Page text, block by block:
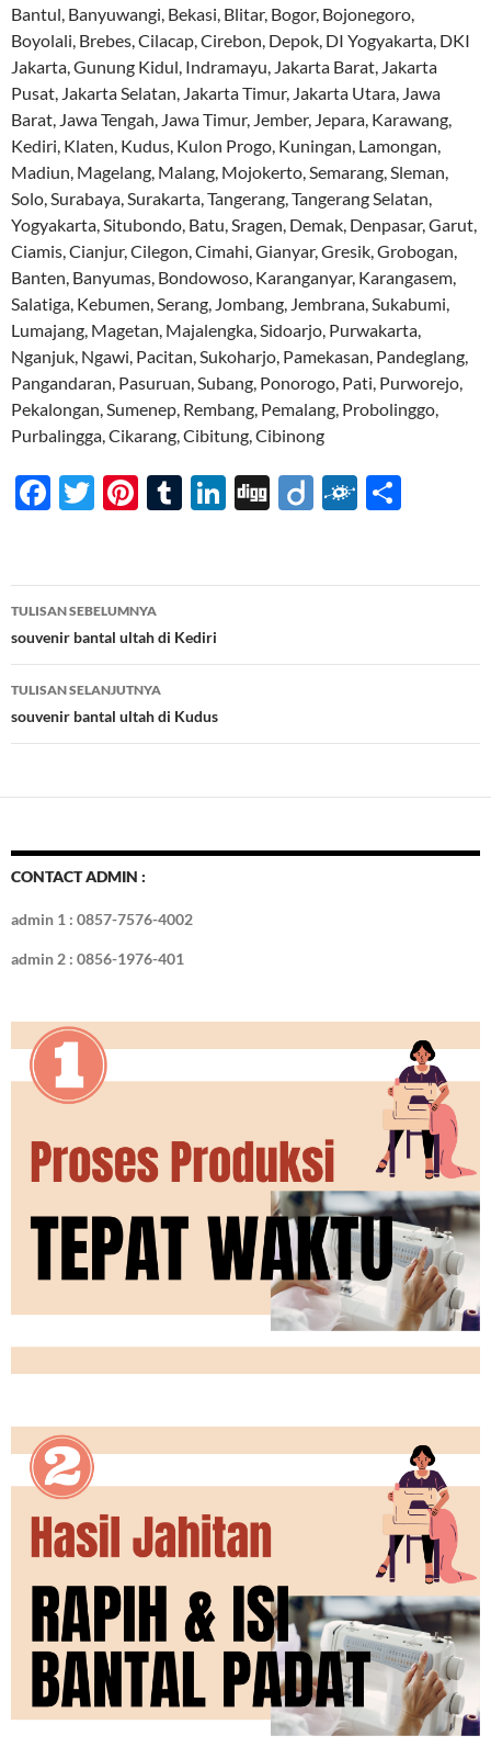
Bantul, Banyuwangi, Bekasi, Blitar, Bogor, Bojonegoro,
Boyolali, Brebes, Cilacap, Cirebon, Depok, DI Yogyakarta, DKI
Jakarta, Gunung Kidul, Indramayu, Jakarta Barat, Jakarta
Pusat, Jakarta Selatan, Jakarta Timur, Jakarta Utara, Jawa
Barat, Jawa Tengah, Jawa Timur, Jember, Jepara, Karawang,
Kediri, Klaten, Kudus, Kulon Progo, Kuningan, Lamongan,
Madiun, Magelang, Malang, Mojokerto, Semarang, Sleman,
Solo, Surabaya, Surakarta, Tangerang, Tangerang Selatan,
Yogyakarta, Situbondo, Batu, Sragen, Demak, Denpasar, Garut,
Ciamis, Cianjur, Cilegon, Cimahi, Gianyar, Gresik, Grobogan,
Banten, Banyumas, Bondowoso, Karanganyar, Karangasem,
Salatiga, Kebumen, Serang, Jombang, Jembrana, Sukabumi,
Lumajang, Magetan, Majalengka, Sidoarjo, Purwakarta,
Nganjuk, Ngawi, Pacitan, Sukoharjo, Pamekasan, Pandeglang,
Pangandaran, Pasuruan, Subang, Ponorogo, Pati, Purworejo,
Pekalongan, Sumenep, Rembang, Pemalang, Probolinggo,
Purbalingga, Cikarang, Cibitung, Cibinong
F
b
o
o
k
T
er
Pi
es
t
T
bl
r
Li
e
n
Di Di F
d e
Navigasi
Tulisan
TULISAN SEBELUMNYA
souvenir bantal ultah di Kediri
TULISAN SELANJUTNYA
souvenir bantal ultah di Kudus
CONTACT ADMIN :
admin 1 : 0857-7576-4002
admin 2 : 0856-1976-401